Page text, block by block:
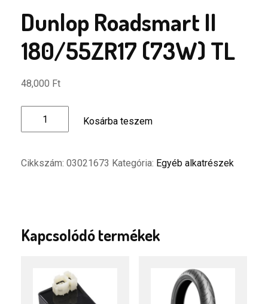
Dunlop Roadsmart II
180/55ZR17 (73W) TL
48,000 Ft
Roadsmart
(73W)
Kosárba teszem
Cikkszám: 03021673 Kategória: Egyéb alkatrészek
Kapcsolódó termékek